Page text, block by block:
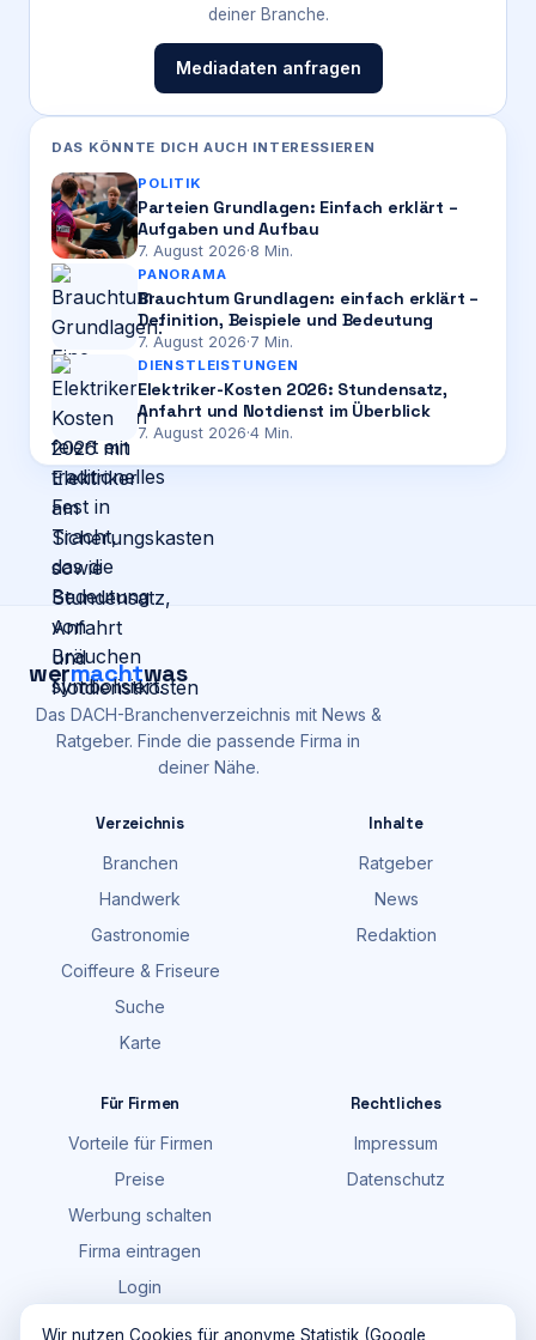
deiner Branche.
Mediadaten anfragen
DAS KÖNNTE DICH AUCH INTERESSIEREN
POLITIK
Parteien Grundlagen: Einfach erklärt –
Aufgaben und Aufbau
7. August 2026·8 Min.
PANORAMA
Brauchtum Grundlagen: einfach erklärt –
Definition, Beispiele und Bedeutung
7. August 2026·7 Min.
DIENSTLEISTUNGEN
Elektriker-Kosten 2026: Stundensatz,
Anfahrt und Notdienst im Überblick
7. August 2026·4 Min.
wermachtwas
Das DACH-Branchenverzeichnis mit News &
Ratgeber. Finde die passende Firma in
deiner Nähe.
Verzeichnis
Branchen
Handwerk
Gastronomie
Coiffeure & Friseure
Suche
Karte
Inhalte
Ratgeber
News
Redaktion
Für Firmen
Vorteile für Firmen
Preise
Werbung schalten
Firma eintragen
Login
Rechtliches
Impressum
Datenschutz
Wir nutzen Cookies für anonyme Statistik (Google